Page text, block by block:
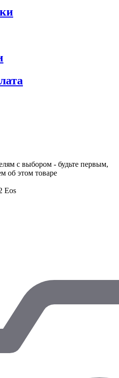
с выбором - будьте первым,
об этом товаре
Eos